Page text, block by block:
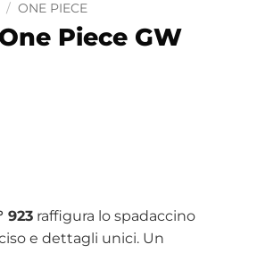
/ ONE PIECE
Piece GW
923 raffigura lo spadaccino
e dettagli unici. Un